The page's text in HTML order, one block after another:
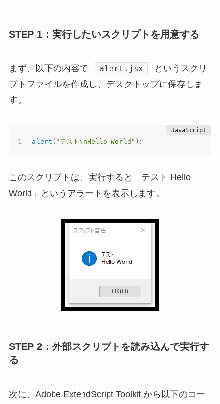
STEP 1：実行したいスクリプトを用意する
まず、以下の内容で alert.jsx
というスクリ
プトファイルを作成し、デスクトップに保存しま
す。
alert ( "テスト\nHello World" ) ;
このスクリプトは、実行すると「テスト Hello
World」というアラートを表示します。
STEP 2：外部スクリプトを読み込んで実行す
る
次に、Adobe ExtendScript Toolkit から以下のコー